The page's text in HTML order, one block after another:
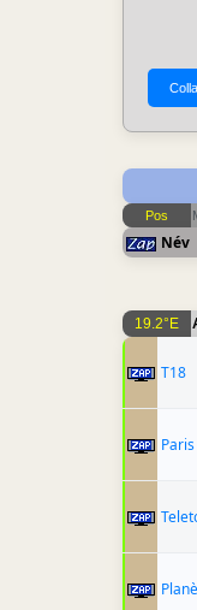
Pos
Név
19.2°E
T18